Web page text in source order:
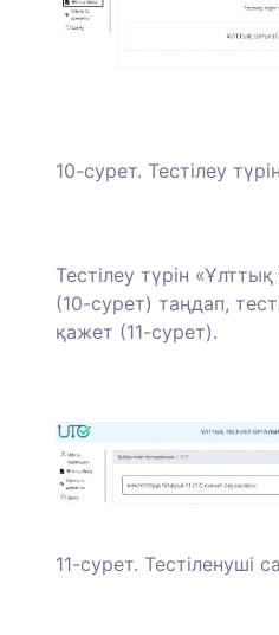
10-сурет. Тестілеу
Тестілеу түрін
(10-сурет) таңдап,
қажет (11-сурет).
11-сурет. Тестіленуші